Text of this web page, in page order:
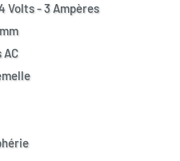
Volts - 3 Ampères
AC